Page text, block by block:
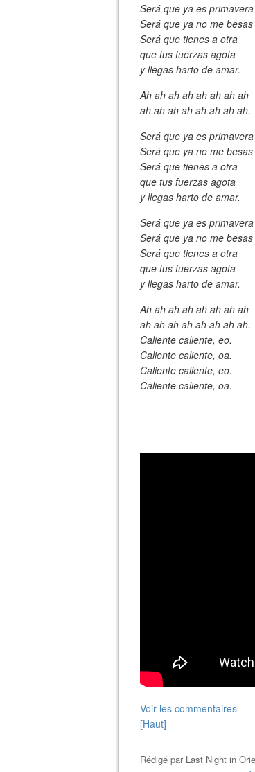
Será que ya es
Será que ya no me
Será que tienes a otra
que tus fuerzas agota
y llegas harto de amar.
Ah ah ah ah ah ah ah ah
ah ah ah ah ah ah ah ah.
Será que ya es
Será que ya no me
Será que tienes a otra
que tus fuerzas agota
y llegas harto de amar.
Será que ya es
Será que ya no me
Será que tienes a otra
que tus fuerzas agota
y llegas harto de amar.
Ah ah ah ah ah ah ah ah
ah ah ah ah ah ah ah ah.
Caliente caliente, eo.
Caliente caliente, oa.
Caliente caliente, eo.
Caliente caliente, oa.
Voir les commentaires
[Haut]
Rédigé par Last Night in